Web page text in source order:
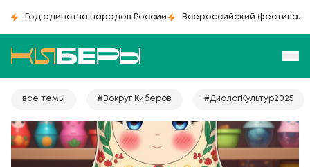
Год единства народов России Всероссийский фестиваль
все темы #Вокруг Киберов #ДиалогКультур2025